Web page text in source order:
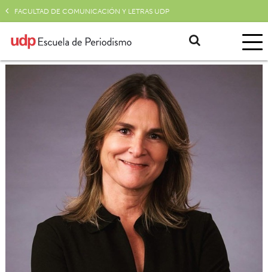
FACULTAD DE COMUNICACIÓN Y LETRAS UDP